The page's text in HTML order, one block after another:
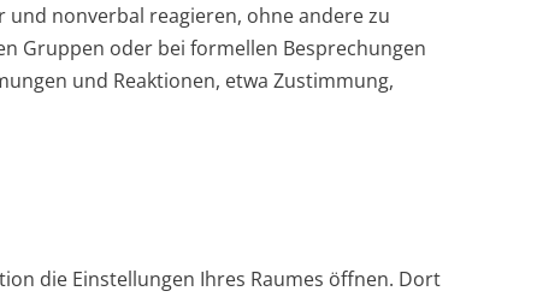
nonverbal reagieren, ohne andere zu
Gruppen oder bei formellen Besprechungen
und Reaktionen, etwa Zustimmung,
die Einstellungen Ihres Raumes öffnen. Dort